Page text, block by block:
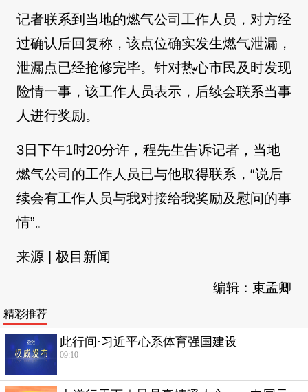
记者联系到当地的燃气公司工作人员，对方经
过确认后回复称，该点位确实发生燃气泄漏，
泄漏点已经抢修完毕。针对热心市民及时发现
险情一事，该工作人员表示，后续会联系当事
人进行奖励。
3日下午1时20分许，程先生告诉记者，当地
燃气公司的工作人员已与他取得联系，“说后
续会有工作人员与我对接给我奖励及慰问的事
情”。
来源 | 极目新闻
编辑：束孟卿
精彩推荐